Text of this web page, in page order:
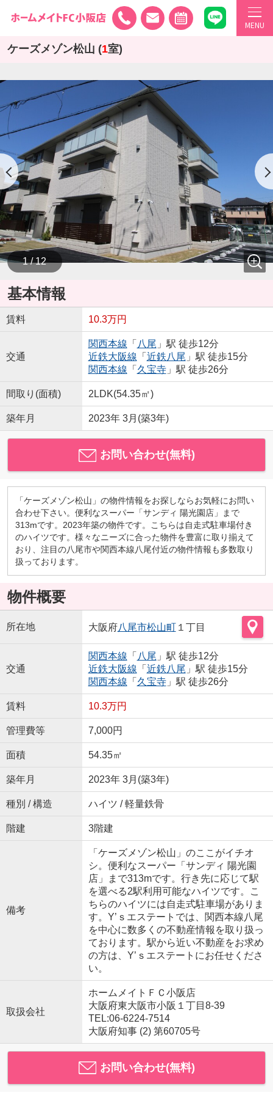
MENU
ケーズメゾン松山 (1室)
1 / 12
基本情報
賃料 10.3万円
交通
関西本線 「 八尾 」駅 徒歩12分
近鉄大阪線 「 近鉄八尾 」駅 徒歩15分
関西本線 「 久宝寺」駅 徒歩26分
間取り(面積) 2LDK(54.35㎡)
築年月 2023年 3月(築3年)
お問い合わせ(無料)
「ケーズメゾン松山」の物件情報をお探しならお気軽にお問い
合わせ下さい。便利なスーパー「サンディ 陽光園店」まで
313mです。2023年築の物件です。こちらは自走式駐車場付き
のハイツです。様々なニーズに合った物件を豊富に取り揃えて
おり、注目の八尾市や関西本線八尾付近の物件情報も多数取り
扱っております。
物件概要
所在地 大阪府八尾市松山町１丁目
交通
関西本線 「 八尾 」駅 徒歩12分
近鉄大阪線 「 近鉄八尾 」駅 徒歩15分
関西本線 「 久宝寺」駅 徒歩26分
賃料 10.3万円
管理費等 7,000円
面積 54.35㎡
築年月 2023年 3月(築3年)
種別 / 構造 ハイツ / 軽量鉄骨
階建 3階建
備考
「ケーズメゾン松山」のここがイチオ
シ。便利なスーパー「サンディ 陽光園
店」まで313mです。行き先に応じて駅
を選べる2駅利用可能なハイツです。こ
ちらのハイツには自走式駐車場がありま
す。Y’ｓエステートでは、関西本線八尾
を中心に数多くの不動産情報を取り扱っ
ております。駅から近い不動産をお求め
の方は、Y’ｓエステートにお任せくださ
い。
取扱会社
ホームメイトＦＣ小阪店
大阪府東大阪市小阪１丁目8-39
TEL:06-6224-7514
大阪府知事 (2) 第60705号
お問い合わせ(無料)